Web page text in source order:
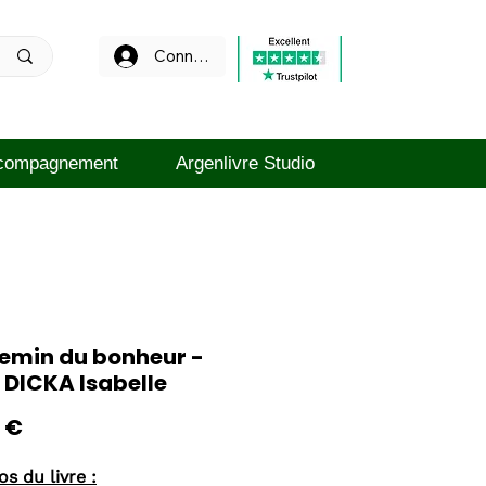
Connexion
Argenlivre Studio
du bonheur -
DICKA Isabelle
€Prix
du livre :